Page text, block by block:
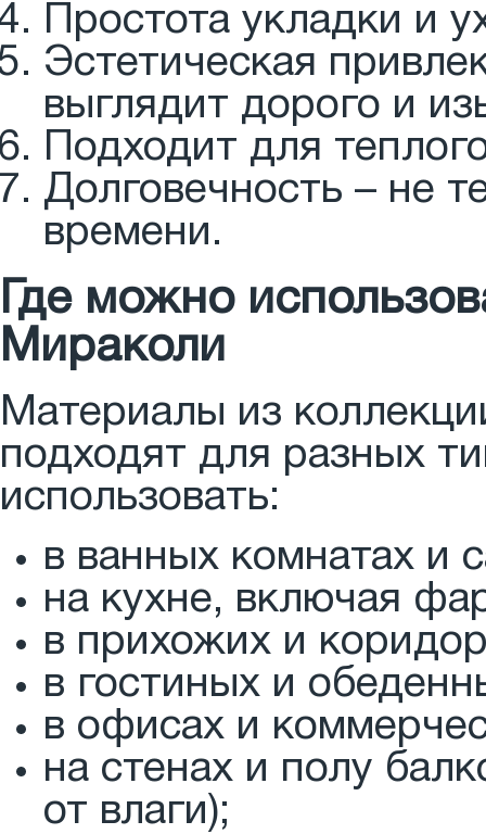
Простота укладки и
Эстетическая
выглядит дорого и
Подходит для
Долговечность – не
времени.
Где можно
Мираколи
Материалы из
подходят для разных
использовать:
в ванных комнатах и
на кухне, включая
в прихожих и
в гостиных и
в офисах и
на стенах и полу
от влаги);